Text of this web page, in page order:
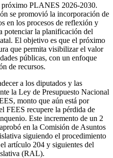
próximo PLANES 2026-2030.
se promovió la incorporación de
en los procesos de reflexión y
potenciar la planificación del
El objetivo es que el próximo
que permita visibilizar el valor
públicas, con un enfoque
de recursos.
a los diputados y las
la Ley de Presupuesto Nacional
monto que aún está por
FEES recupere la pérdida de
Este incremento de un 2
en la Comisión de Asuntos
siguiendo el procedimiento
artículo 204 y siguientes del
(RAL).